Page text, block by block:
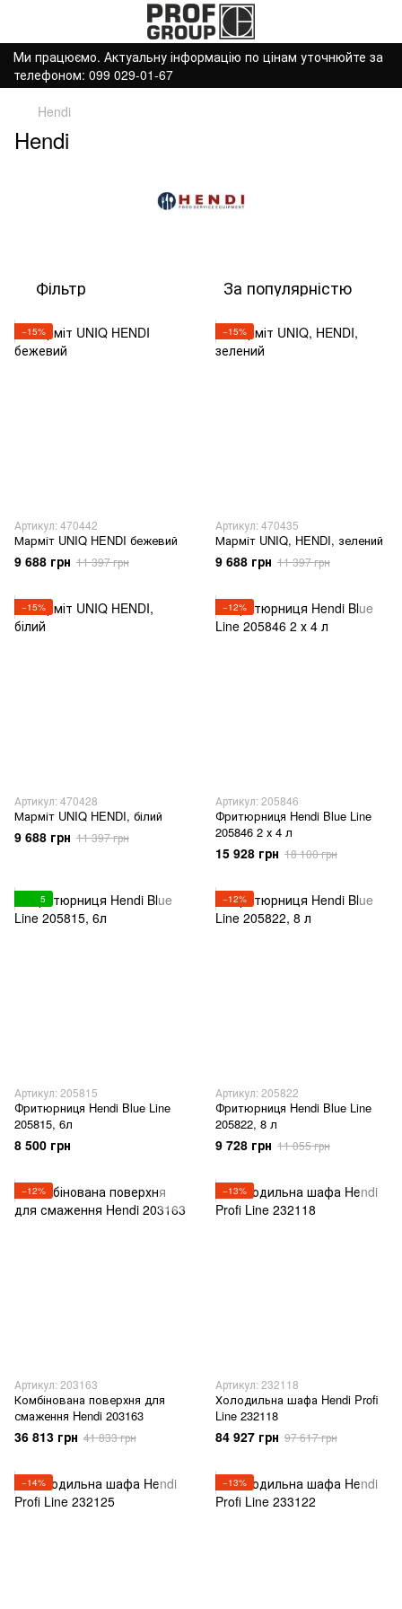
Ми працюємо. Актуальну інформацію по цінам уточнюйте за
телефоном: 099 029-01-67
Hendi
Hendi
Фільтр За популярністю
−15%
Артикул: 470442
Марміт UNIQ HENDI бежевий
9 688 грн 11 397 грн
−15%
Артикул: 470435
Марміт UNIQ, HENDI, зелений
9 688 грн 11 397 грн
−15%
Артикул: 470428
Марміт UNIQ HENDI, білий
9 688 грн 11 397 грн
−12%
Артикул: 205846
Фритюрниця Hendi Blue Line
205846 2 х 4 л
15 928 грн 18 100 грн
5
Артикул: 205815
Фритюрниця Hendi Blue Line
205815, 6л
8 500 грн
−12%
Артикул: 205822
Фритюрниця Hendi Blue Line
205822, 8 л
9 728 грн 11 055 грн
−12%
Артикул: 203163
Комбінована поверхня для
смаження Hendi 203163
36 813 грн 41 833 грн
−13%
Артикул: 232118
Холодильна шафа Hendi Profi
Line 232118
84 927 грн 97 617 грн
−14% −13%